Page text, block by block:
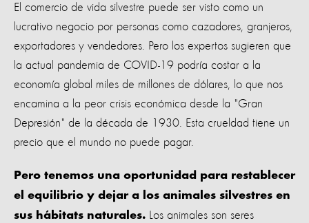
El comercio de vida silvestre puede ser visto como un
lucrativo negocio por personas como cazadores, granjeros,
exportadores y vendedores. Pero los expertos sugieren que
la actual pandemia de COVID-19 podría costar a la
economía global miles de millones de dólares, lo que nos
encamina a la peor crisis económica desde la "Gran
Depresión" de la década de 1930. Esta crueldad tiene un
precio que el mundo no puede pagar.
Pero tenemos una oportunidad para restablecer
el equilibrio y dejar a los animales silvestres en
sus hábitats naturales. Los animales son seres